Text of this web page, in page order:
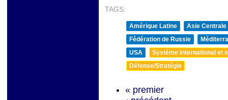
TAGS:
Amérique Latine
Asie Centrale
Fédération de Russie
USA
Système international et
Défense/Stratégie
« premier